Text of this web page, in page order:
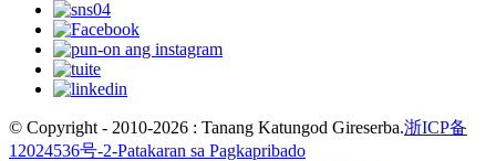
© Copyright - 2010-2026 : Tanang Katungod Gireserba.浙ICP备
12024536号-2-Patakaran sa Pagkapribado